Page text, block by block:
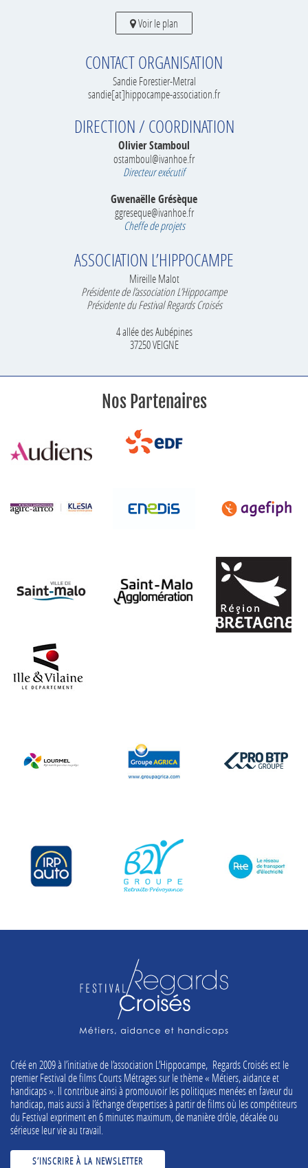
Voir le plan
CONTACT ORGANISATION
Sandie Forestier-Metral
sandie[at]hippocampe-association.fr
DIRECTION / COORDINATION
Olivier Stamboul
ostamboul@ivanhoe.fr
Directeur exécutif
Gwenaëlle Grésèque
ggreseque@ivanhoe.fr
Cheffe de projets
ASSOCIATION L’HIPPOCAMPE
Mireille Malot
Présidente de l’association L’Hippocampe
Présidente du Festival Regards Croisés
4 allée des Aubépines
37250 VEIGNE
Nos Partenaires
Créé en 2009 à l’initiative de l’association L’Hippocampe, Regards Croisés est le
premier Festival de films Courts Métrages sur le thème « Métiers, aidance et
handicaps ». Il contribue ainsi à promouvoir les politiques menées en faveur du
handicap, mais aussi à l’échange d’expertises à partir de films où les compétiteurs
du Festival expriment en 6 minutes maximum, de manière drôle, décalée ou
sérieuse leur vie au travail.
S’INSCRIRE À LA NEWSLETTER